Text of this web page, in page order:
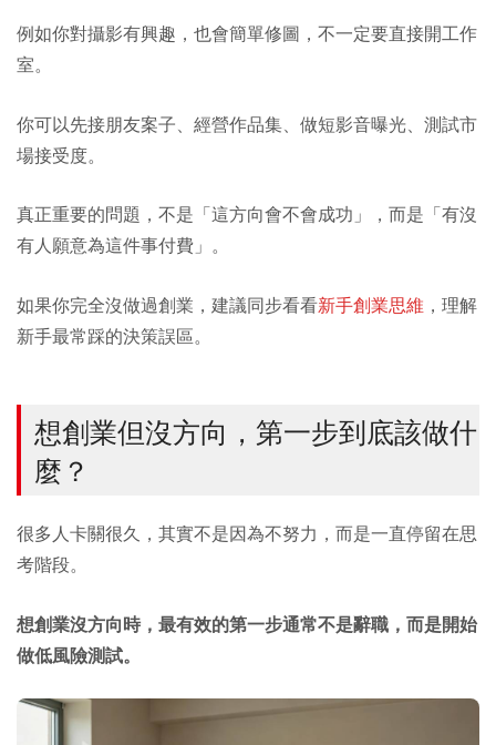
例如你對攝影有興趣，也會簡單修圖，不一定要直接開工作
室。
你可以先接朋友案子、經營作品集、做短影音曝光、測試市
場接受度。
真正重要的問題，不是「這方向會不會成功」，而是「有沒
有人願意為這件事付費」。
如果你完全沒做過創業，建議同步看看新手創業思維 ，理解
新手最常踩的決策誤區。
想創業但沒方向，第一步到底該做什
麼？
很多人卡關很久，其實不是因為不努力，而是一直停留在思
考階段。
想創業沒方向時，最有效的第一步通常不是辭職，而是開始
做低風險測試。